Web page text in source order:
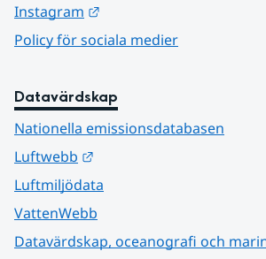
Instagram
Policy för sociala medier
Datavärdskap
Nationella emissionsdatabasen
Luftwebb
Luftmiljödata
VattenWebb
Datavärdskap, oceanografi och